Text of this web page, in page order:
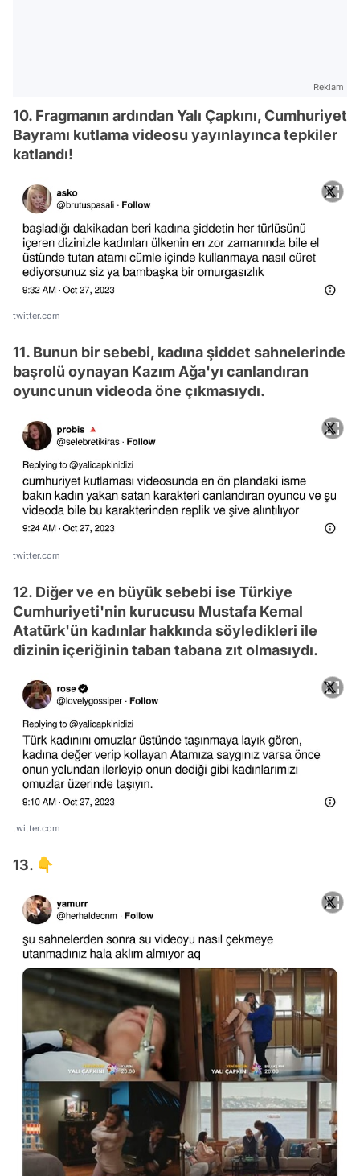
Reklam
10. Fragmanın ardından Yalı Çapkını, Cumhuriyet
Bayramı kutlama videosu yayınlayınca tepkiler
katlandı!
twitter.com
11. Bunun bir sebebi, kadına şiddet sahnelerinde
başrolü oynayan Kazım Ağa'yı canlandıran
oyuncunun videoda öne çıkmasıydı.
twitter.com
12. Diğer ve en büyük sebebi ise Türkiye
Cumhuriyeti'nin kurucusu Mustafa Kemal
Atatürk'ün kadınlar hakkında söyledikleri ile
dizinin içeriğinin taban tabana zıt olmasıydı.
twitter.com
13. 👇